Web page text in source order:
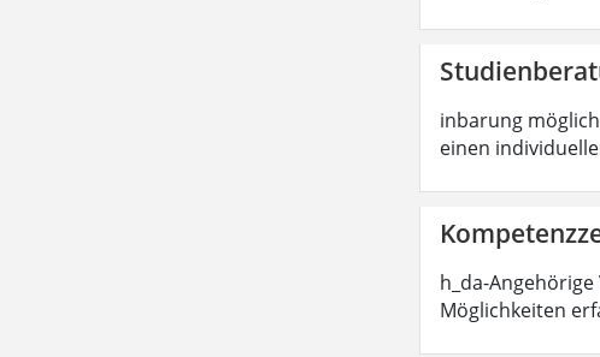
inbarung
einen
h_da-
Möglichkeiten